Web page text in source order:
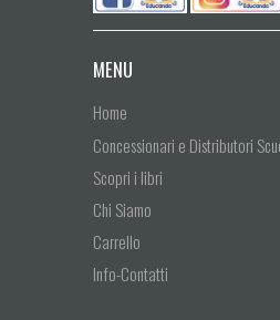
MENU
Home
Concessionari e Distributori
Scopri i libri
Chi Siamo
Carrello
Info-Contatti